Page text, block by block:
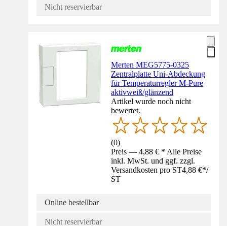
Nicht reservierbar
Merten MEG5775-0325
Zentralplatte Uni-Abdeckung
für Temperaturregler M-Pure
aktivweiß/glänzend
Artikel wurde noch nicht
bewertet.
(0)
Preis — 4,88 € * Alle Preise
inkl. MwSt. und ggf. zzgl.
Versandkosten pro ST4,88 €*/
ST
Online bestellbar
Nicht reservierbar